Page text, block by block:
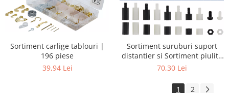
Sortiment carlige tablouri |
196 piese
39,94 Lei
Sortiment suruburi suport
distantier si Sortiment piulite
hexagonale | Nylon | 300
70,30 Lei
1 2